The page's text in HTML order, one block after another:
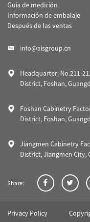
Guía de medición
Información de embalaje
Después de las ventas
info@aisgroup.cn
Headquarter: No.211-
District, Foshan,
Foshan Cabinetry
District, Foshan,
Jiangmen Cabinetry
District, Jiangmen City,
Share:
Privacy Policy